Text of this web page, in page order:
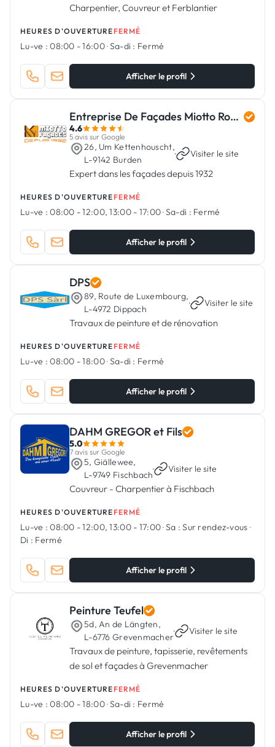
Charpentier, Couvreur et Ferblantier
HEURES D'OUVERTURE FERMÉ
Lu-ve : 08:00 - 16:00·Sa-di : Fermé
Afficher le profil
Entreprise De Façades Miotto Romain Et Fils
4.6
5 avis sur Google
26, Um Kettenhouscht,
L-9142 Burden
· Visiter le site
Expert dans les façades depuis 1932
HEURES D'OUVERTURE FERMÉ
Lu-ve : 08:00 - 12:00, 13:00 - 17:00·Sa-di : Fermé
Afficher le profil
DPS
89, Route de Luxembourg,
L-4972 Dippach
· Visiter le site
Travaux de peinture et de rénovation
HEURES D'OUVERTURE FERMÉ
Lu-ve : 08:00 - 18:00·Sa-di : Fermé
Afficher le profil
DAHM GREGOR et Fils
5.0
7 avis sur Google
5, Giällewee,
L-9749 Fischbach
· Visiter le site
Couvreur - Charpentier à Fischbach
HEURES D'OUVERTURE FERMÉ
Lu-ve : 08:00 - 12:00, 13:00 - 17:00·Sa : Sur rendez-vous ·
Di : Fermé
Afficher le profil
Peinture Teufel
5d, An de Längten,
L-6776 Grevenmacher
· Visiter le site
Travaux de peinture, tapisserie, revêtements
de sol et façades à Grevenmacher
HEURES D'OUVERTURE FERMÉ
Lu-ve : 08:00 - 18:00·Sa-di : Fermé
Afficher le profil